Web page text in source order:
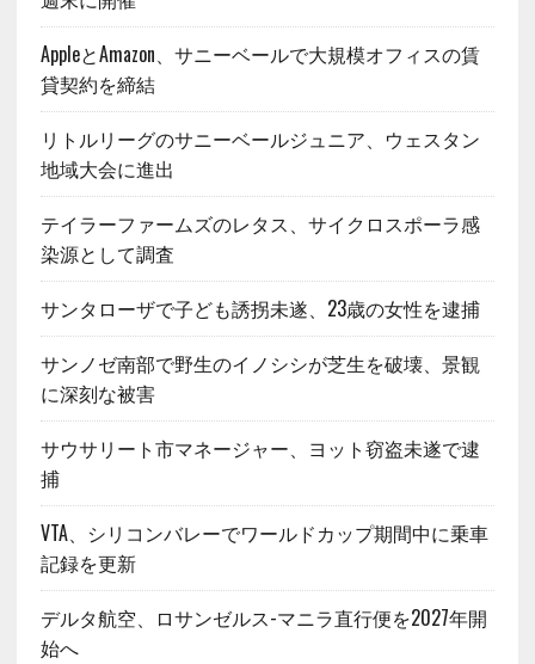
AppleとAmazon、サニーベールで大規模オフィスの賃
貸契約を締結
リトルリーグのサニーベールジュニア、ウェスタン
地域大会に進出
テイラーファームズのレタス、サイクロスポーラ感
染源として調査
サンタローザで子ども誘拐未遂、23歳の女性を逮捕
サンノゼ南部で野生のイノシシが芝生を破壊、景観
に深刻な被害
サウサリート市マネージャー、ヨット窃盗未遂で逮
捕
VTA、シリコンバレーでワールドカップ期間中に乗車
記録を更新
デルタ航空、ロサンゼルス-マニラ直行便を2027年開
始へ